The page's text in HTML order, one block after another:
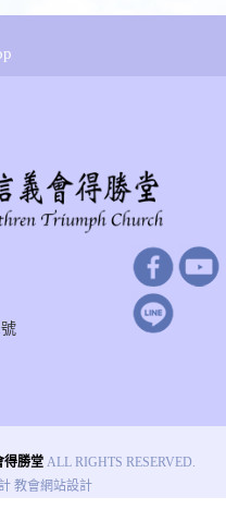
得勝堂ALL RIGHTS RESERVED.
教會網站設計